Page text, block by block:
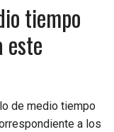
tiempo
este
de medio tiempo
a los